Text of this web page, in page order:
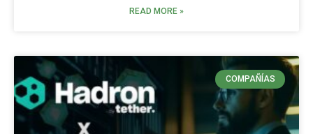
READ MORE »
COMPAÑÍAS